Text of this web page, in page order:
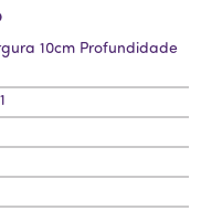
10cm Profundidade